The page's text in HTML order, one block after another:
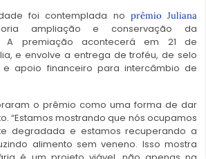
foi contemplada no prêmio Juliana
ampliação e conservação da
A premiação acontecerá em 21 de
e envolve a entrega de troféu, de selo
apoio financeiro para intercâmbio de
o prêmio como uma forma de dar
“Estamos mostrando que nós ocupamos
degradada e estamos recuperando a
alimento sem veneno. Isso mostra